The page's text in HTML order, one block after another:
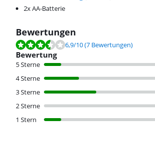
2x AA-Batterie
Bewertungen
Bewertet mit 6,9 von 10, basierend auf 7 Bewertungen.
6,9/10(7 Bewertungen)
Bewertung
5 Sterne
4 Sterne
3 Sterne
2 Sterne
1 Stern